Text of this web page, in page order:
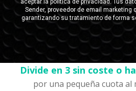
Divide en 3 sin coste o
por una pequeña cuota al